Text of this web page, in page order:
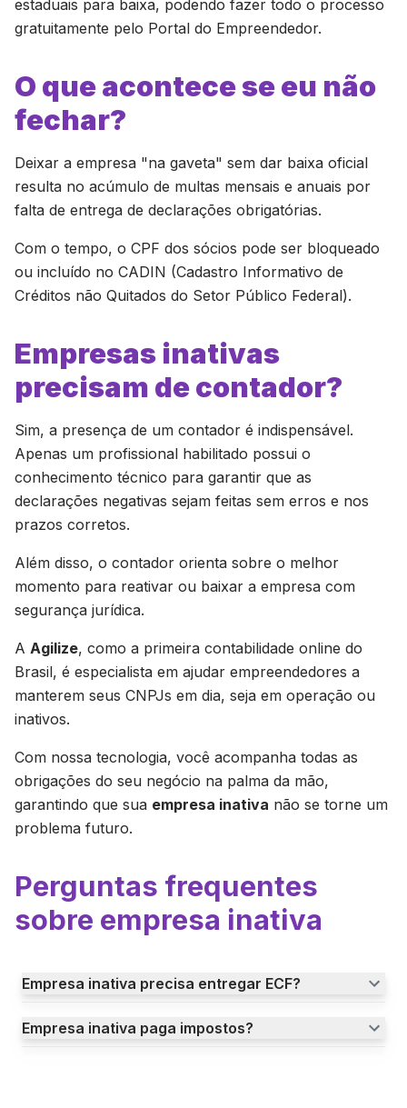
estaduais para baixa, podendo fazer todo o processo
gratuitamente pelo Portal do Empreendedor.
O que acontece se eu não
fechar?
Deixar a empresa "na gaveta" sem dar baixa oficial
resulta no acúmulo de multas mensais e anuais por
falta de entrega de declarações obrigatórias.
Com o tempo, o CPF dos sócios pode ser bloqueado
ou incluído no CADIN (Cadastro Informativo de
Créditos não Quitados do Setor Público Federal).
Empresas inativas
precisam de contador?
Sim, a presença de um contador é indispensável.
Apenas um profissional habilitado possui o
conhecimento técnico para garantir que as
declarações negativas sejam feitas sem erros e nos
prazos corretos.
Além disso, o contador orienta sobre o melhor
momento para reativar ou baixar a empresa com
segurança jurídica.
A Agilize, como a primeira contabilidade online do
Brasil, é especialista em ajudar empreendedores a
manterem seus CNPJs em dia, seja em operação ou
inativos.
Com nossa tecnologia, você acompanha todas as
obrigações do seu negócio na palma da mão,
garantindo que sua empresa inativa não se torne um
problema futuro.
Perguntas frequentes
sobre empresa inativa
Empresa inativa precisa entregar ECF?
Empresa inativa paga impostos?